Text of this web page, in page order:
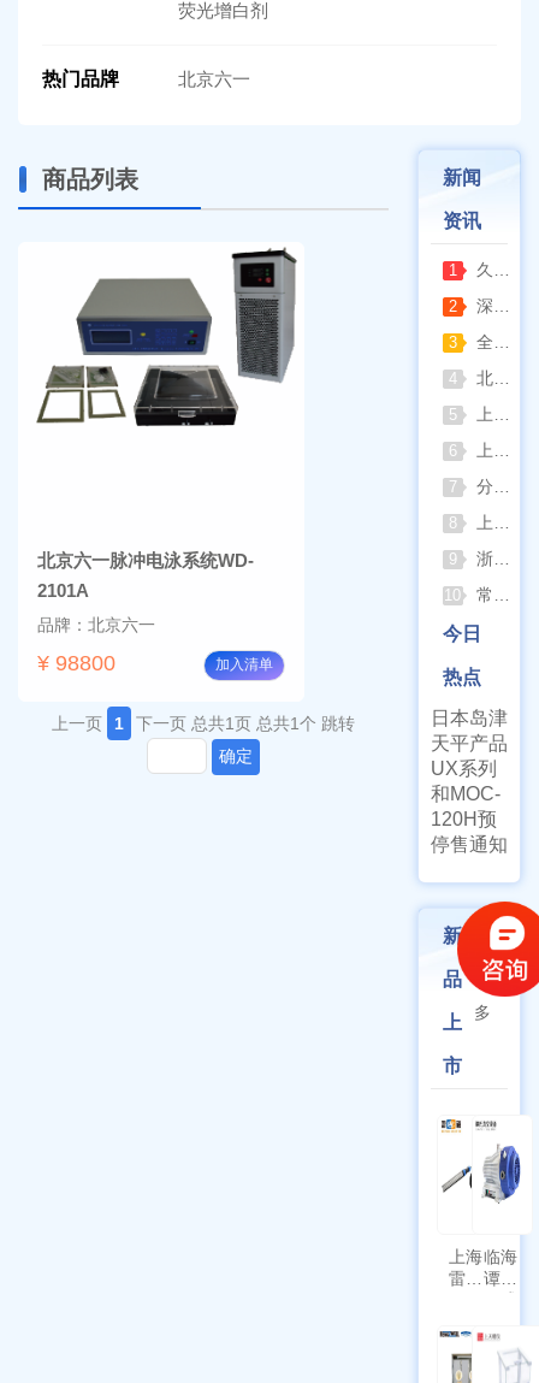
荧光增白剂
热门品牌 北京六一
商品列表
北京六一脉冲电泳系统WD-
2101A
品牌：北京六一
¥ 98800 加入清单
上一页 1 下一页 总共1页 总共1个 跳转
确定
新闻
资讯
1 久兴医疗高压蒸汽灭菌器：制药科研灭菌的可靠之选
2 深那静音超声波清洗仪：科研洁净新标准，安静高效更安心
3 全自动凯氏定氮仪测定焦炭中氮 上海纤检助力焦化行业精准检测
4 北京六一电泳仪完整选型指南（分电泳槽 + 电源两大模块，按实验场景直接匹配）
5 上海仪电吸光光度法和荧光分析法的异同
6 上海佑科GC-7860系列网络化气相色谱仪
7 分清生物安全柜与洁净工作台 苏州安泰科普两类设备差异
8 上海申安灭菌器外排、内排与干燥功能全解析
9 浙江孚夏：打造合规可靠的实验室洁净装备
10 常熟雪科实验室制冰机日常保养要点
今日
热点
日本岛津
天平产品
UX系列
和MOC-
120H预
停售通知
新
品
上
市
更
多
上海
雷磁
符合
新国
临海
谭氏
干式
泵
SPL-